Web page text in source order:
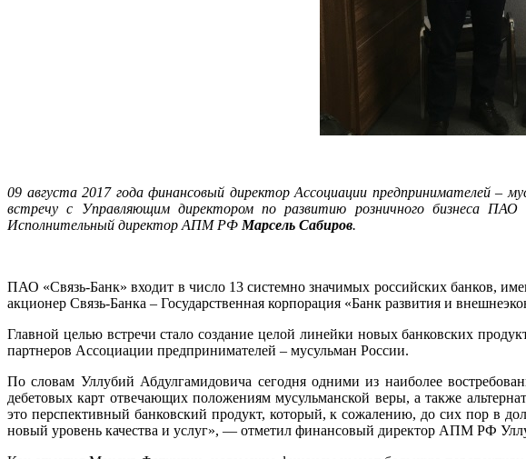
09 августа 2017 года финансовый директор Ассоциации предпринимателей –
встречу с Управляющим директором по развитию розничного бизнеса ПАО
Исполнительный директор АПМ РФ Марсель Сабиров.
ПАО «Связь-Банк» входит в число 13 системно значимых российских банков,
акционер Связь-Банка – Государственная корпорация «Банк развития и
Главной целью встречи стало создание целой линейки новых банковских
партнеров Ассоциации предпринимателей – мусульман России.
По словам Уллубий Абдулгамидовича сегодня одними из наиболее
дебетовых карт отвечающих положениям мусульманской веры, а также
это перспективный банковский продукт, который, к сожалению, до сих пор
новый уровень качества и услуг», — отметил финансовый директор АПМ РФ